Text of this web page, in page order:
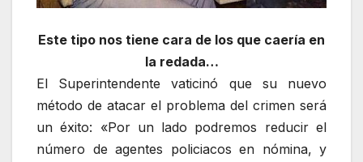
Este tipo nos tiene cara de los que caería en
la redada…
El Superintendente vaticinó que su nuevo
método de atacar el problema del crimen será
un éxito: «Por un lado podremos reducir el
número de agentes policiacos en nómina, y